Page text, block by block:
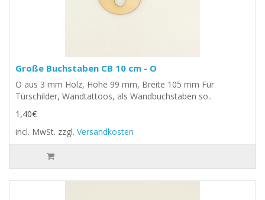
Große Buchstaben CB 10 cm - O
O aus 3 mm Holz, Höhe 99 mm, Breite 105 mm Für
Türschilder, Wandtattoos, als Wandbuchstaben so..
1,40€
incl. MwSt. zzgl. Versandkosten